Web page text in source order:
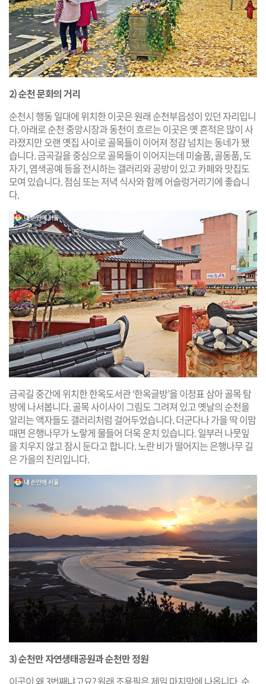
2) 순천 문화의 거리
순천시 행동 일대에 위치한 이곳은 원래 순천부읍성이 있던 자리입니
다. 아래로 순천 중앙시장과 동천이 흐르는 이곳은 옛 흔적은 많이 사
라졌지만 오랜 옛집 사이로 골목들이 이어져 정감 넘치는 동네가 됐
습니다. 금곡길을 중심으로 골목들이 이어지는데 미술품, 골동품, 도
자기, 염색공예 등을 전시하는 갤러리와 공방이 있고 카페와 맛집도
모여 있습니다. 점심 또는 저녁 식사와 함께 어슬렁거리기에 좋습니
다.
금곡길 중간에 위치한 한옥도서관 ‘한옥글방’을 이정표 삼아 골목 탐
방에 나서봅니다. 골목 사이사이 그림도 그려져 있고 옛날의 순천을
알리는 액자들도 갤러리처럼 걸어두었습니다. 더군다나 가을 딱 이맘
때면 은행나무가 노랗게 물들어 더욱 운치 있습니다. 일부러 나뭇잎
을 치우지 않고 잠시 둔다고 합니다. 노란 비가 떨어지는 은행나무 길
은 가을의 진리입니다.
3) 순천만 자연생태공원과 순천만 정원
이곳이 왜 3번째냐고요? 원래 조용필은 제일 마지막에 나옵니다. 순